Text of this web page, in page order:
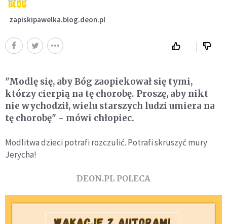
zapiskipawelka.blog.deon.pl
"Modlę się, aby Bóg zaopiekował się tymi,
którzy cierpią na tę chorobę. Proszę, aby nikt
nie wychodził, wielu starszych ludzi umiera na
tę chorobę" - mówi chłopiec.
Modlitwa dzieci potrafi rozczulić. Potrafi skruszyć mury
Jerycha!
DEON.PL POLECA